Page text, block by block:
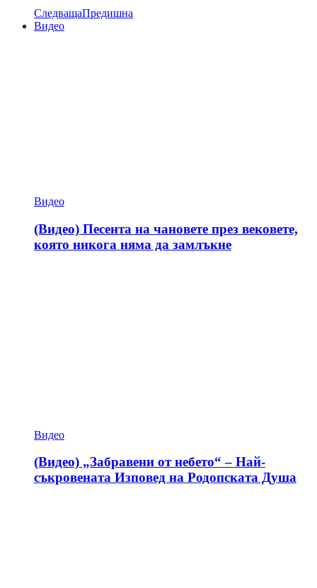
СледващаПредишна
Видео
Видео
(Видео) Песента на чановете през вековете,
която никога няма да замлъкне
Видео
(Видео) „Забравени от небето“ – Най-
съкровената Изповед на Родопската Душа